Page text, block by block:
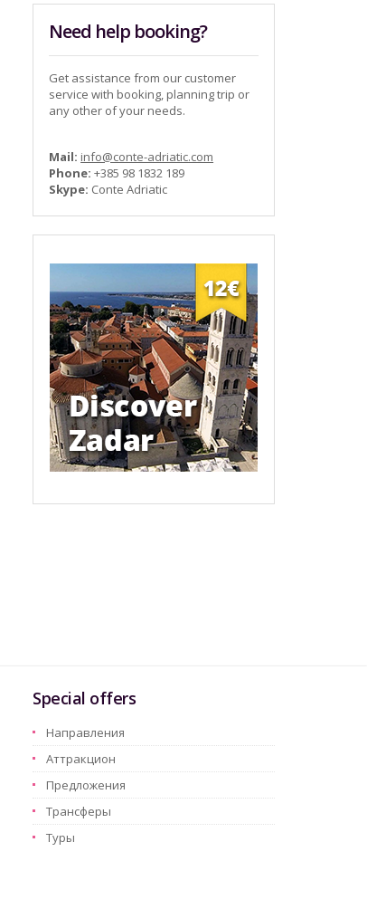
Need help booking?
Get assistance from our customer
service with booking, planning trip or
any other of your needs.
Mail: info@conte-adriatic.com
Phone: +385 98 1832 189
Skype: Conte Adriatic
Special offers
Hаправления
Aттракцион
Предложения
Трансферы
Туры